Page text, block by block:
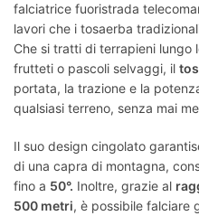
falciatrice fuoristrada
lavori che i tosaerba
Che si tratti di terrapieni
frutteti o pascoli selvaggi, il
portata, la trazione e la
qualsiasi terreno, senza mai
Il suo design cingolato
di una capra di montagna,
fino a 50°. Inoltre, grazie al
500 metri, è possibile falciare